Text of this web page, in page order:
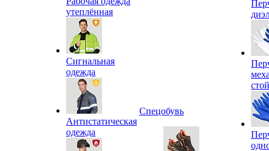
утеплённая
Сигнальная
одежда
Антистатическая
одежда
Спецобувь